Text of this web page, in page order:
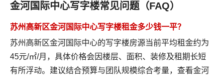
金河国际中心写字楼常见问题（FAQ）
苏州高新区金河国际中心写字楼租金多少钱一平？
苏州高新区金河国际中心的写字楼房源当前平均租金约为
45元/㎡/月，具体价格会因楼层、面积、装修及租期长短
有所浮动。建议结合预算与团队规模综合考量， 查看金河